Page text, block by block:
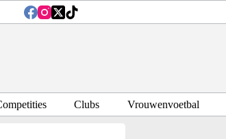
Clubs Vrouwenvoetbal